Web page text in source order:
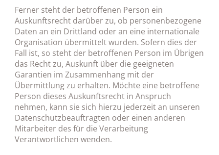
Ferner steht der betroffenen Person ein
Auskunftsrecht darüber zu, ob personenbezogene
Daten an ein Drittland oder an eine internationale
Organisation übermittelt wurden. Sofern dies der
Fall ist, so steht der betroffenen Person im Übrigen
das Recht zu, Auskunft über die geeigneten
Garantien im Zusammenhang mit der
Übermittlung zu erhalten. Möchte eine betroffene
Person dieses Auskunftsrecht in Anspruch
nehmen, kann sie sich hierzu jederzeit an unseren
Datenschutzbeauftragten oder einen anderen
Mitarbeiter des für die Verarbeitung
Verantwortlichen wenden.